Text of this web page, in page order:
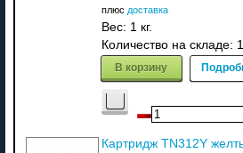
плюс доставка
Вес: 1 кг.
Количество на складе: 1
В корзину
Картридж TN312Y